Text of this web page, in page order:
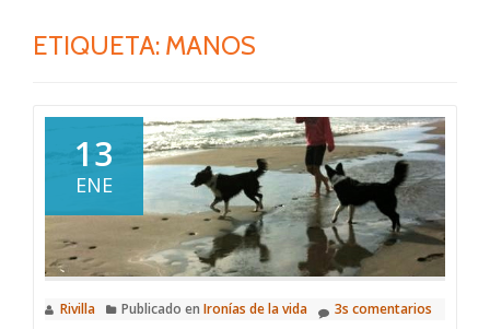
ETIQUETA: MANOS
13
ENE
Rivilla Publicado en Ironías de la vida 3s comentarios